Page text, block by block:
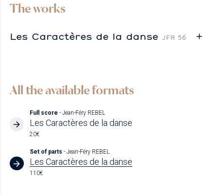
The works
Les Caractères de la danse JFR 56
All the available formats
Full score - Jean-Féry REBEL
Les Caractères de la danse
20€
Set of parts - Jean-Féry REBEL
Les Caractères de la danse
110€